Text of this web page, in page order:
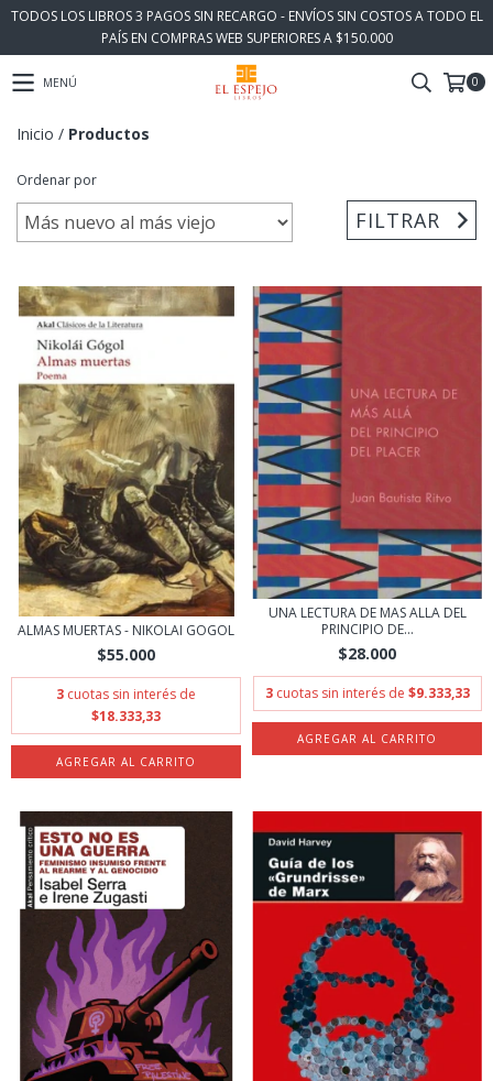
TODOS LOS LIBROS 3 PAGOS SIN RECARGO - ENVÍOS SIN COSTOS A TODO EL
PAÍS EN COMPRAS WEB SUPERIORES A $150.000
MENÚ 0
Inicio / Productos
Ordenar por
FILTRAR
ALMAS MUERTAS - NIKOLAI GOGOL
$55.000
3 cuotas sin interés de
$18.333,33
UNA LECTURA DE MAS ALLA DEL
PRINCIPIO DE...
$28.000
3 cuotas sin interés de $9.333,33